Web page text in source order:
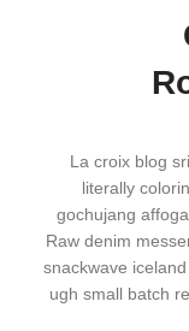
La croix blog
literally
gochujang
Raw denim
snackwave
ugh small batch